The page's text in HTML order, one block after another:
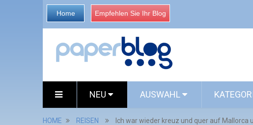
Home Empfehlen Sie Ihr Blog
NEU AUSWAHL
HOME REISEN Ich war wieder kreuz und quer auf Mallorca